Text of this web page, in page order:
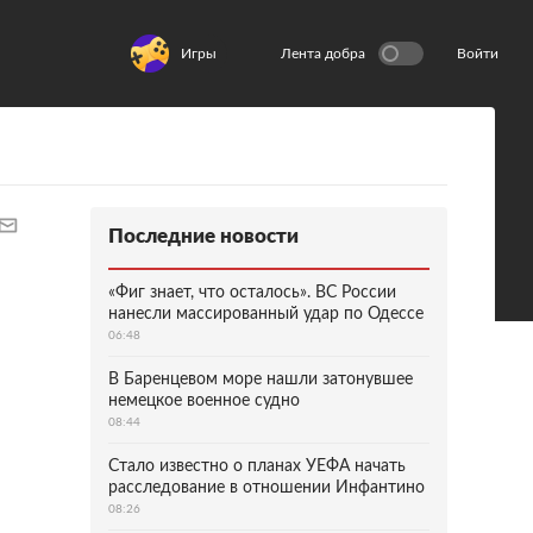
Игры Лента добра Войти
Последние новости
«Фиг знает, что осталось». ВС России
нанесли массированный удар по Одессе
06:48
В Баренцевом море нашли затонувшее
немецкое военное судно
08:44
Стало известно о планах УЕФА начать
расследование в отношении Инфантино
08:26